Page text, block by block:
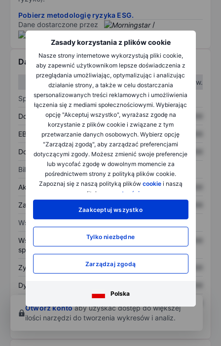
Zasady korzystania z plików cookie
Nasze strony internetowe wykorzystują pliki cookie,
aby zapewnić użytkownikom lepsze doświadczenia z
przeglądania umożliwiając, optymalizując i analizując
działanie strony, a także w celu dostarczania
spersonalizowanych treści reklamowych i umożliwienia
łączenia się z mediami społecznościowymi. Wybierając
opcję "Akceptuj wszystko", wyrażasz zgodę na
korzystanie z plików cookie i związane z tym
przetwarzanie danych osobowych. Wybierz opcję
"Zarządzaj zgodą", aby zarządzać preferencjami
dotyczącymi zgody. Możesz zmienić swoje preferencje
lub wycofać zgodę w dowolnym momencie za
pośrednictwem strony z polityką plików cookie.
Zapoznaj się z naszą polityką plików cookiei naszą
polityką
prywatności
Zaakceptuj wszystko
Tylko niezbędne
Zarządzaj zgodą
Polska
Pobierz metodologię ryzyka ESG.
Dane dostarczone przez
/
Dane finansowe
W I kw.
W II kw.
Sprawozdanie z zysków
Dochód XXXXXXX XXXXXXX
EBITDA XXXXXXX XXXXXXX
Dochód netto XXXXXXX XXXXXXX
Bilans
Aktywa ogółem XXXXXXX XXXXXXX
Zadłużenie ogółem
Wskaźniki
Współczynnik cena do
sprzedaży
XXXXXXX
Zysk na akcję XXXXXXX
Dywidenda na akcję
Zwrot z kapitału
własnego
XXXXXXX
Otwórz kontoaby uzyskać dostęp do większej
ilości narzędzi do tworzenia wykresów i analiz.